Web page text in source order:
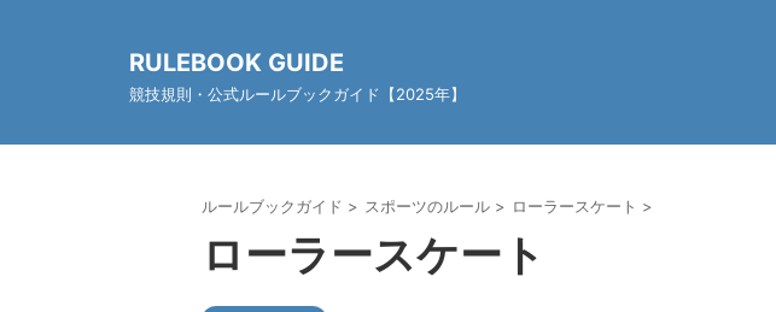
RULEBOOK GUIDE
競技規則・公式ルールブックガイド【2025年】
ルールブックガイド > スポーツのルール > ローラースケート >
ローラースケート